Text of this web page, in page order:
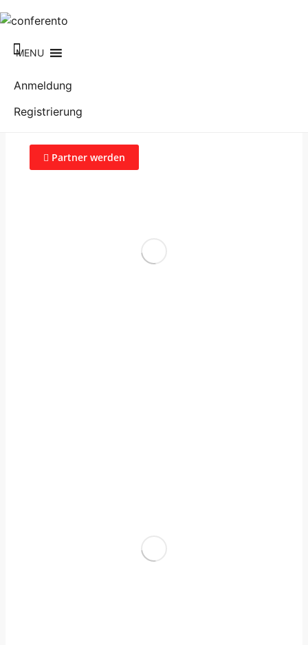
Anmeldung
Registrierung
Anmeldung
Registrierung
Partner werden
MENU